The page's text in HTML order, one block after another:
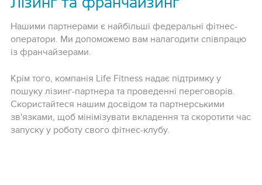
Лізинг та франчайзинг
Нашими партнерами є найбільші федеральні фітнес-
оператори. Ми допоможемо вам налагодити співпрацю
із франчайзерами.
Крім того, компанія Life Fitness надає підтримку у
пошуку лізинг-партнера та проведенні переговорів.
Скористайтеся нашим досвідом та партнерськими
зв'язками, щоб мінімізувати вкладення та скоротити час
запуску у роботу свого фітнес-клубу.